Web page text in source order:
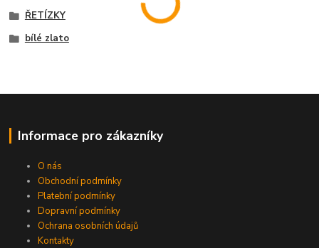
ŘETÍZKY
bílé zlato
Informace pro zákazníky
O nás
Obchodní podmínky
Platební podmínky
Dopravní podmínky
Ochrana osobních údajů
Kontakty